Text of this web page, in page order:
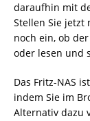
daraufhin mit
Stellen Sie jetzt
noch ein, ob
oder lesen und
Das Fritz-NAS
indem Sie im
Alternativ dazu